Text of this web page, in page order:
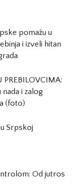
pomažu u
i izveli hitan
PREBILOVCIMA:
i zalog
(foto)
Srpskoj
Od jutros